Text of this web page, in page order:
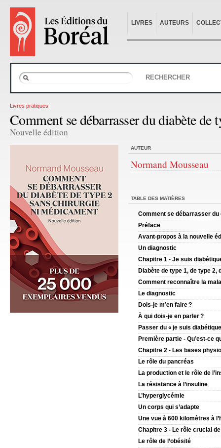
LIVRES AUTEURS
RECHERCHER
Livres pratiques
Comment se débarrasser du diabète
Nouvelle édition
AUTEUR
Normand Mousseau
TABLE DES MATIÈRES
Comment se débarrasser
Préface
Avant-propos à la nouvelle
Un diagnostic
Chapitre 1 - Je suis
Diabète de type 1, de type 2,
Comment reconnaître la
Le diagnostic
Dois-je m’en faire ?
À qui dois-je en parler ?
Passer du « je suis
Première partie - Qu’est-ce
Chapitre 2 - Les bases
Le rôle du pancréas
La production et le rôle de
La résistance à l’insuline
L’hyperglycémie
Un corps qui s’adapte
Une vue à 600 kilomètres à
Chapitre 3 - Le rôle crucial
Le rôle de l’obésité